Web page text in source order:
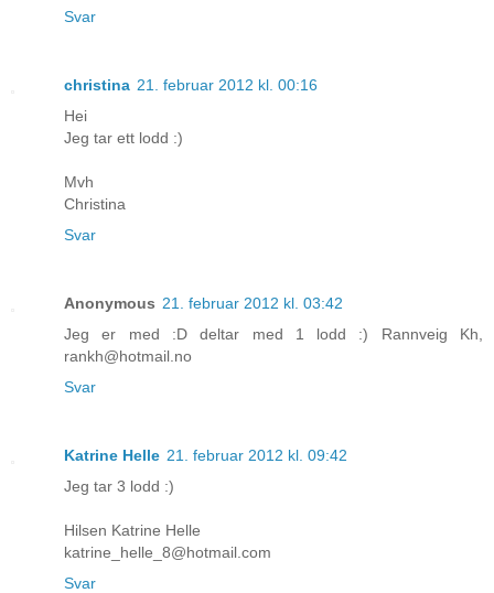
Svar
christina 21. februar 2012 kl. 00:16
Hei
Jeg tar ett lodd :)
Mvh
Christina
Svar
Anonymous 21. februar 2012 kl. 03:42
Jeg er med :D deltar med 1 lodd :) Rannveig Kh,
rankh@hotmail.no
Svar
Katrine Helle 21. februar 2012 kl. 09:42
Jeg tar 3 lodd :)
Hilsen Katrine Helle
katrine_helle_8@hotmail.com
Svar